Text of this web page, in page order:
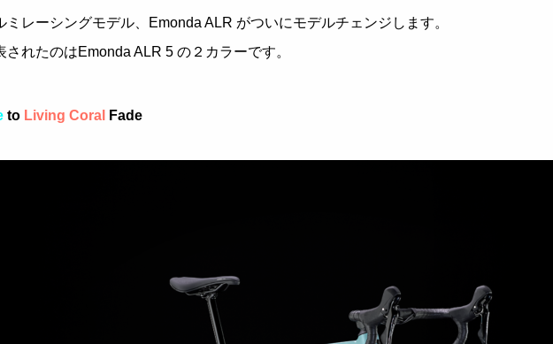
ミレーシングモデル、Emonda ALR がついにモデルチェンジします。
されたのはEmonda ALR 5 の２カラーです。
to Living Coral Fade